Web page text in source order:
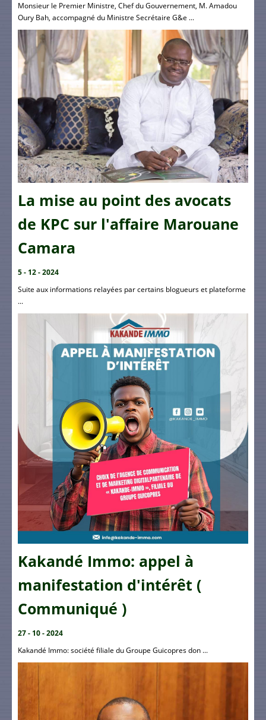
Monsieur le Premier Ministre, Chef du Gouvernement, M. Amadou
Oury Bah, accompagné du Ministre Secrétaire G&e ...
La mise au point des avocats
de KPC sur l'affaire Marouane
Camara
5 - 12 - 2024
Suite aux informations relayées par certains blogueurs et plateforme
...
Kakandé Immo: appel à
manifestation d'intérêt (
Communiqué )
27 - 10 - 2024
Kakandé Immo: société filiale du Groupe Guicopres don ...